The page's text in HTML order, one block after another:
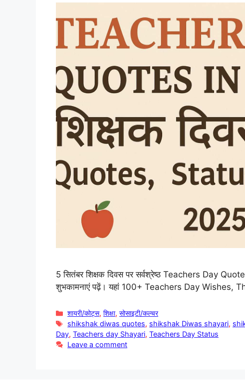
5 सितंबर शिक्षक दिवस पर सर्वश्रेष्ठ Teachers Day
शुभकामनाएं पढ़ें। यहां 100+ Teachers Day Wishes,
Categories
शायरी/कोट्स,शिक्षा,सोसाइटी/कल्चर
Tags
shikshak diwas quotes, shikshak Diwas shayari,
Day, Teachers day Shayari, Teachers Day Status
Leave a comment